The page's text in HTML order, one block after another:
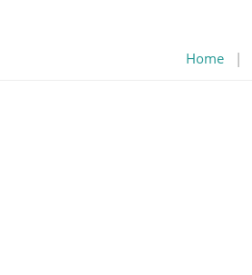
Home |